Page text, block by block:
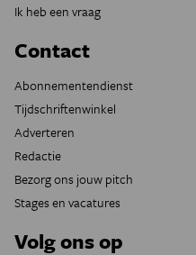
Ik heb een vraag
Contact
Abonnementendienst
Tijdschriftenwinkel
Adverteren
Redactie
Bezorg ons jouw pitch
Stages en vacatures
Volg ons op